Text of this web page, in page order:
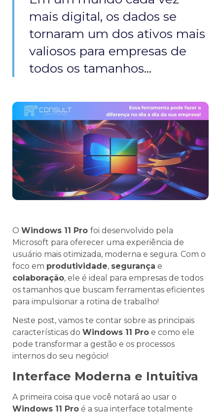
mais digital, os dados se
tornaram um dos ativos mais
valiosos para empresas de
todos os tamanhos...
O Windows 11 Pro foi desenvolvido pela
Microsoft para oferecer uma experiência de
usuário mais otimizada, moderna e segura. Com o
foco em produtividade, segurança e
colaboração, ele é ideal para empresas de todos
os tamanhos que buscam ferramentas eficientes
para impulsionar a rotina de trabalho!
Neste post, vamos te contar sobre as principais
características do Windows 11 Pro e como ele
pode transformar a gestão e os processos
internos do seu negócio!
Interface Moderna e Intuitiva
A primeira coisa que você notará ao usar o
Windows 11 Pro é a sua interface totalmente